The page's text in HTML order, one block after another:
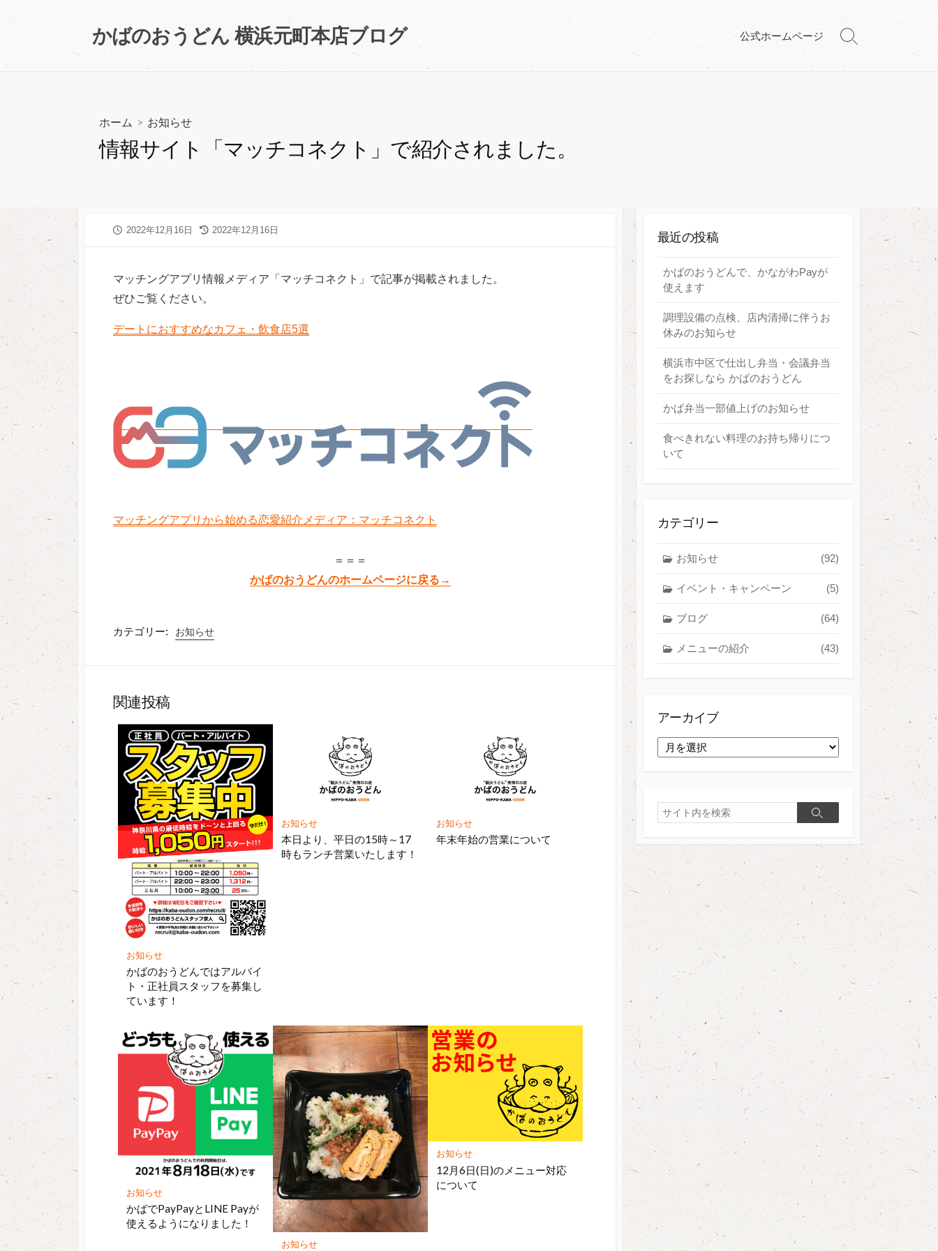
ン
かばのおうどん 横浜元町本店ブログ 公式ホームページ
検
ホーム > お知らせ
情報サイト「マッチコネクト」で紹介されました。
公
2022年12月16日
最
新
日
2022年12月16日
マッチングアプリ情報メディア「マッチコネクト」で記事が掲載されました。
ぜひご覧ください。
デートにおすすめなカフェ・飲食店5選
マッチングアプリから始める恋愛紹介メディア：マッチコネクト
＝＝＝
かばのおうどんのホームページに戻る→
カテゴリー: お知らせ
関連投稿
お知らせ
かばのおうどんではアルバイ
ト・正社員スタッフを募集し
ています！
お知らせ
本日より、平日の15時～17
時もランチ営業いたします！
お知らせ
年末年始の営業について
お知らせ
かばでPayPayとLINE Payが
使えるようになりました！
お知らせ
お知らせ
12月6日(日)のメニュー対応
について
最近の投稿
かばのおうどんで、かながわPayが
使えます
調理設備の点検、店内清掃に伴うお
休みのお知らせ
横浜市中区で仕出し弁当・会議弁当
をお探しなら かばのおうどん
かば弁当一部値上げのお知らせ
食べきれない料理のお持ち帰りにつ
いて
カテゴリー
お知らせ (92)
イベント・キャンペーン (5)
ブログ (64)
メニューの紹介 (43)
アーカイブ
ア
ー
ブ
検
索
検